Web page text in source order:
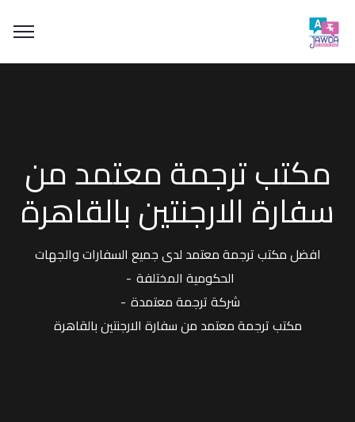
مكتب ترجمة معتمد من
سفارة الارجنتين بالقاهرة
افضل مكتب ترجمة معتمد لدى جميع السفارات والجهات
الحكومية المختلفة
شركة ترجمة معتمدة
مكتب ترجمة معتمد من سفارة الارجنتين بالقاهرة